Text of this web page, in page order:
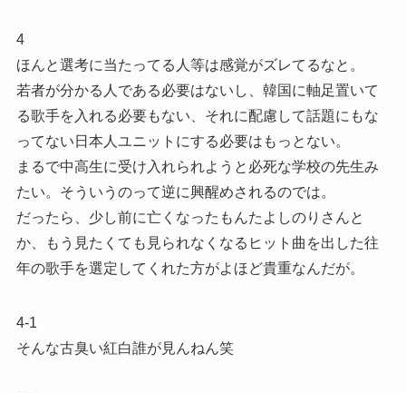
4
ほんと選考に当たってる人等は感覚がズレてるなと。
若者が分かる人である必要はないし、韓国に軸足置いて
る歌手を入れる必要もない、それに配慮して話題にもな
ってない日本人ユニットにする必要はもっとない。
まるで中高生に受け入れられようと必死な学校の先生み
たい。そういうのって逆に興醒めされるのでは。
だったら、少し前に亡くなったもんたよしのりさんと
か、もう見たくても見られなくなるヒット曲を出した往
年の歌手を選定してくれた方がよほど貴重なんだが。
4-1
そんな古臭い紅白誰が見んねん笑